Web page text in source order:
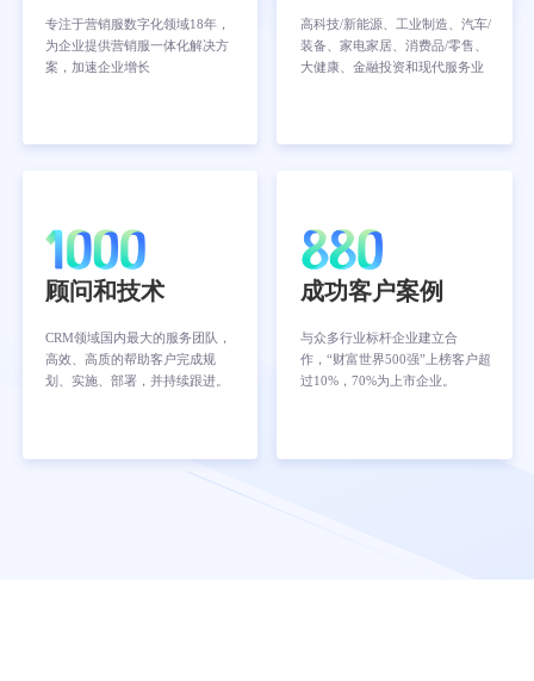
专注于营销服数字化领域18年，
为企业提供营销服一体化解决方
案，加速企业增长
高科技/新能源、工业制造、汽车/
装备、家电家居、消费品/零售、
大健康、金融投资和现代服务业
顾问和技术
CRM领域国内最大的服务团队，
高效、高质的帮助客户完成规
划、实施、部署，并持续跟进。
成功客户案例
与众多行业标杆企业建立合
作，“财富世界500强”上榜客户超
过10%，70%为上市企业。